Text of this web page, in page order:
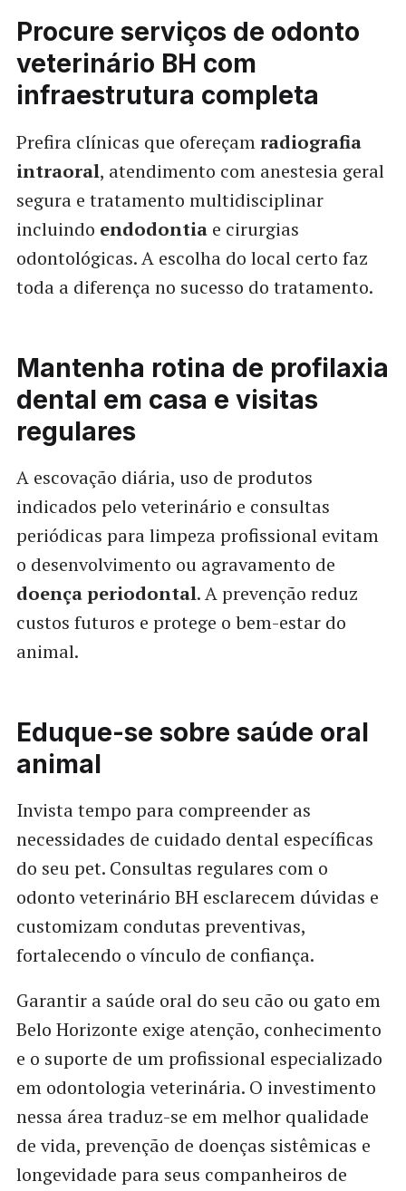
Procure serviços de odonto
veterinário BH com
infraestrutura completa
Prefira clínicas que ofereçamradiografia
intraoral, atendimento com anestesia geral
segura e tratamento multidisciplinar
incluindo endodontiae cirurgias
odontológicas. A escolha do local certo faz
toda a diferença no sucesso do tratamento.
Mantenha rotina de profilaxia
dental em casa e visitas
regulares
A escovação diária, uso de produtos
indicados pelo veterinário e consultas
periódicas para limpeza profissional evitam
o desenvolvimento ou agravamento de
doença periodontal. A prevenção reduz
custos futuros e protege o bem-estar do
animal.
Eduque-se sobre saúde oral
animal
Invista tempo para compreender as
necessidades de cuidado dental específicas
do seu pet. Consultas regulares com o
odonto veterinário BH esclarecem dúvidas e
customizam condutas preventivas,
fortalecendo o vínculo de confiança.
Garantir a saúde oral do seu cão ou gato em
Belo Horizonte exige atenção, conhecimento
e o suporte de um profissional especializado
em odontologia veterinária. O investimento
nessa área traduz-se em melhor qualidade
de vida, prevenção de doenças sistêmicas e
longevidade para seus companheiros de